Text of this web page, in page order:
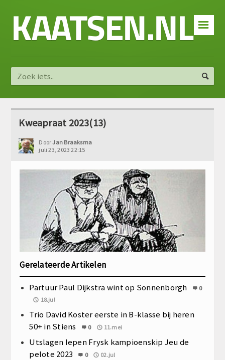
☰
KAATSEN.NL
Kweapraat 2023(13)
DoorJan Braaksma
juli 23, 2023 22:15
Gerelateerde Artikelen
Partuur Paul Dijkstra wint op Sonnenborgh
0
18.jul
Trio David Koster eerste in B-klasse bij heren
50+ in Stiens
0 11.mei
Utslagen Iepen Frysk kampioenskip Jeu de
pelote 2023
0 02.jul